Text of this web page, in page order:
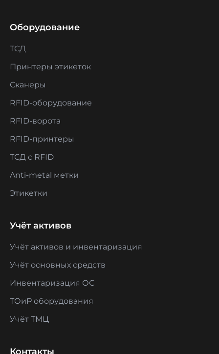
Оборудование
ТСД
Принтеры этикеток
Сканеры
RFID-оборудование
RFID-ворота
RFID-принтеры
ТСД с RFID
Anti-metal метки
Этикетки
Учёт активов
Учёт активов и инвентаризация
Учёт основных средств
Инвентаризация ОС
ТОиР оборудования
Учёт ТМЦ
Контакты